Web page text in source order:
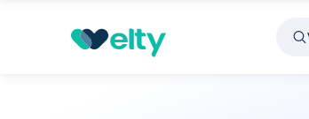
Prenota visita Visita Cardiologica